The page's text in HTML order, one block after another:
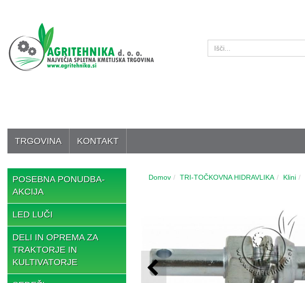
TRGOVINA KONTAKT
POSEBNA PONUDBA-
AKCIJA
LED LUČI
DELI IN OPREMA ZA
TRAKTORJE IN
KULTIVATORJE
Domov TRI-TOČKOVNA HIDRAVLIKA Klini